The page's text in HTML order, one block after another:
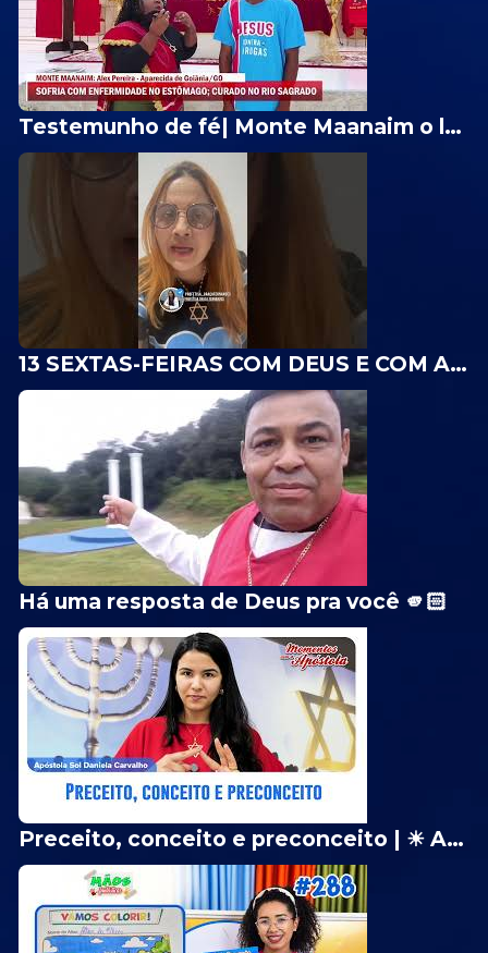
Testemunho de fé| Monte Maanaim o lugar dos grandes milagres de Deus
13 SEXTAS-FEIRAS COM DEUS E COM ARCANJO MIGUEL| Profetisa Graça Fernandes
Há uma resposta de Deus pra você 🫵🏻
Preceito, conceito e preconceito | ☀ Apóstola Sol Daniela Carvalho